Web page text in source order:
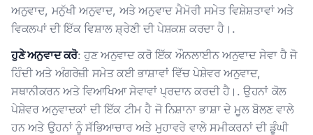
ਅਨੁਵਾਦ, ਮਨੁੱਖੀ ਅਨੁਵਾਦ, ਅਤੇ ਅਨੁਵਾਦ ਮੈਮੋਰੀ ਸਮੇਤ ਵਿਸ਼ੇਸ਼ਤਾਵਾਂ ਅਤੇ
ਵਿਕਲਪਾਂ ਦੀ ਇੱਕ ਵਿਸ਼ਾਲ ਸ਼੍ਰੇਣੀ ਦੀ ਪੇਸ਼ਕਸ਼ ਕਰਦਾ ਹੈ।.
ਹੁਣੇ ਅਨੁਵਾਦ ਕਰੋ: ਹੁਣ ਅਨੁਵਾਦ ਕਰੋ ਇੱਕ ਔਨਲਾਈਨ ਅਨੁਵਾਦ ਸੇਵਾ ਹੈ ਜੋ
ਹਿੰਦੀ ਅਤੇ ਅੰਗਰੇਜ਼ੀ ਸਮੇਤ ਕਈ ਭਾਸ਼ਾਵਾਂ ਵਿੱਚ ਪੇਸ਼ੇਵਰ ਅਨੁਵਾਦ,
ਸਥਾਨੀਕਰਨ ਅਤੇ ਵਿਆਖਿਆ ਸੇਵਾਵਾਂ ਪ੍ਰਦਾਨ ਕਰਦੀ ਹੈ।. ਉਹਨਾਂ ਕੋਲ
ਪੇਸ਼ੇਵਰ ਅਨੁਵਾਦਕਾਂ ਦੀ ਇੱਕ ਟੀਮ ਹੈ ਜੋ ਨਿਸ਼ਾਨਾ ਭਾਸ਼ਾ ਦੇ ਮੂਲ ਬੋਲਣ ਵਾਲੇ
ਹਨ ਅਤੇ ਉਹਨਾਂ ਨੂੰ ਸੱਭਿਆਚਾਰ ਅਤੇ ਮੁਹਾਵਰੇ ਵਾਲੇ ਸਮੀਕਰਨਾਂ ਦੀ ਡੂੰਘੀ